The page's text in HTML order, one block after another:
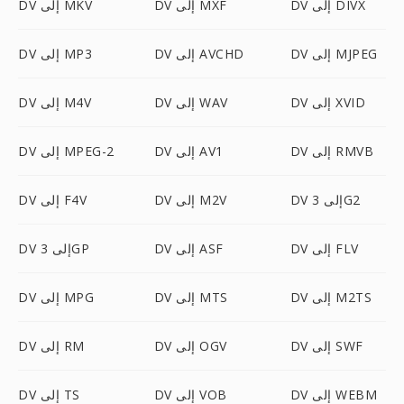
DV إلى MKV DV إلى MXF DV إلى DIVX
DV إلى MP3 DV إلى AVCHD DV إلى MJPEG
DV إلى M4V DV إلى WAV DV إلى XVID
DV إلى MPEG-2 DV إلى AV1 DV إلى RMVB
DV إلى F4V DV إلى M2V DV إلى 3G2
DV إلى 3GP DV إلى ASF DV إلى FLV
DV إلى MPG DV إلى MTS DV إلى M2TS
DV إلى RM DV إلى OGV DV إلى SWF
DV إلى TS DV إلى VOB DV إلى WEBM